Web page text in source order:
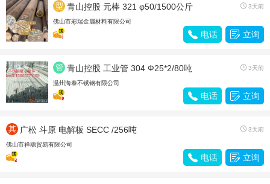
型
材
青山控股 元棒 321 φ50/1500公斤  3天前
佛山市彩瑞金属材料有限公司
 电话  立询
管
材
青山控股 工业管 304 Ф25*2/80吨  3天前
温州海泰不锈钢有限公司
 电话  立询
其
他
广松 斗原 电解板 SECC /256吨  3天前
佛山市祥聪贸易有限公司
 电话  立询